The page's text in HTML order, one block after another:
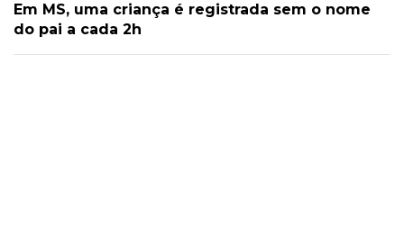
Em MS, uma criança é registrada sem o nome
do pai a cada 2h